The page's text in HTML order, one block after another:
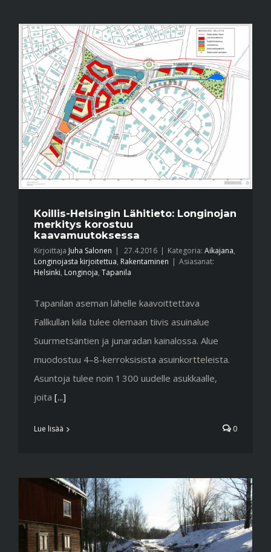
Koillis-Helsingin Lähitieto: Longinojan
merkitys korostuu
kaavamuutoksessa
Kirjoittaja Juha Salonen | 27.4.2016 | Kategoria: Aikajana,
Longinojasta kirjoitettua, Rakentaminen | Asiasanat:
Helsinki, Longinoja, Tapanila
Tapanilan aseman lähelle kaavoittettava
Fallkullan kiila tulee olemaan tiivis asuinalue
Suurmetsäntien ja junaradan kainalossa. Alue
muodostuu 4–8-kerroksisista asuinkortteleista.
Asuntoja tulee noin 1 300 uudelle asukkaalle,
joita [...]
Lue lisää 0